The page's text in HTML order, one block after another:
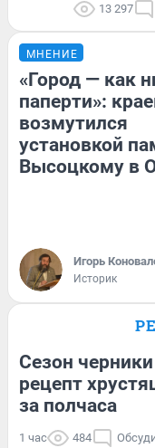
13 297
МНЕНИЕ
«Город — как
паперти»:
возмутился
установкой
Высоцкому в
Игорь
Историк
Сезон
рецепт
за полчаса
1 час 484